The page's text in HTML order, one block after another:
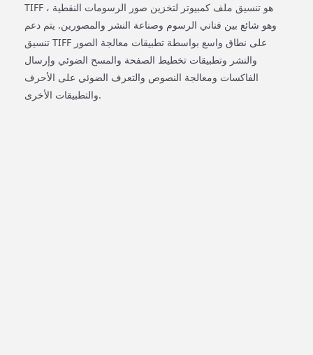
TIFF هو تنسيق ملف كمبيوتر لتخزين صور الرسومات النقطية ،
وهو شائع بين فناني الرسوم وصناعة النشر والمصورين. يتم دعم
تنسيق TIFF على نطاق واسع بواسطة تطبيقات معالجة الصور
والنشر وتطبيقات تخطيط الصفحة والمسح الضوئي وإرسال
الفاكسات ومعالجة النصوص والتعرف الضوئي على الأحرف
والتطبيقات الأخرى.